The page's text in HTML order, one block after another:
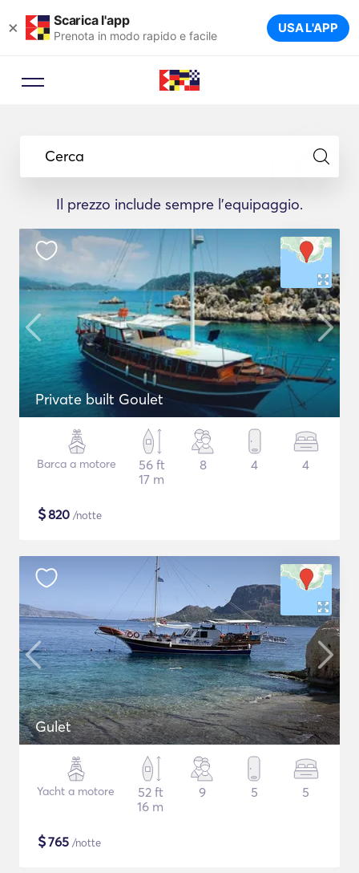
× Scarica l'app
Prenota in modo rapido e facile USA L'APP
Cerca
Il prezzo include sempre l'equipaggio.
Private built Goulet
Barca a motore
56 ft
17 m
8 4 4
$820 /notte
Gulet
Yacht a motore
52 ft
16 m
9 5 5
$765 /notte